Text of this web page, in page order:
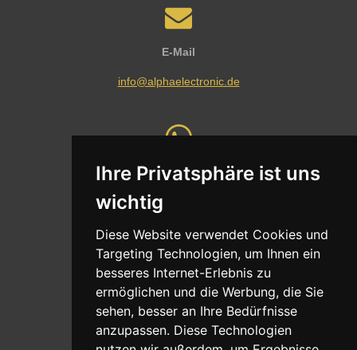
Ihre Privatsphäre ist uns
wichtig
Diese Website verwendet Cookies und
Targeting Technologien, um Ihnen ein
besseres Internet-Erlebnis zu
ermöglichen und die Werbung, die Sie
sehen, besser an Ihre Bedürfnisse
anzupassen. Diese Technologien
E-Mail
info@alphaelectronic.de
Whatsapp
Nachricht senden
Adresse
Oldentruper Straße 104
33604 Bielefeld